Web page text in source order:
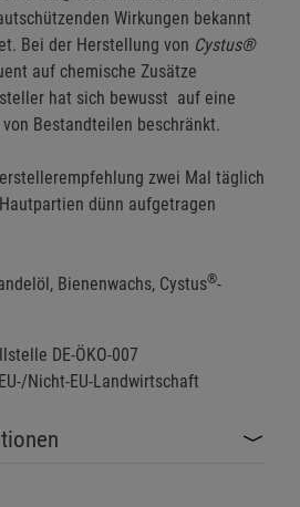
Wirkungen bekannt
Bei der Herstellung von Cystus®
auf chemische Zusätze
hat sich bewusst auf eine
Bestandteilen beschränkt.
zwei Mal täglich
dünn aufgetragen
Bienenwachs, Cystus®-
DE-ÖKO-007
EU-/Nicht-EU-Landwirtschaft